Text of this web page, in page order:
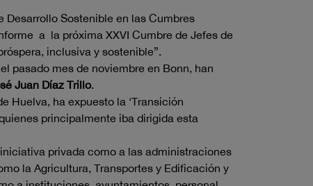
Desarrollo Sostenible en las Cumbres
a la próxima XXVI Cumbre de Jefes de
inclusiva y sostenible”.
pasado mes de noviembre en Bonn, han
Juan Díaz Trillo.
Huelva, ha expuesto la ‘Transición
principalmente iba dirigida esta
privada como a las administraciones
la Agricultura, Transportes y Edificación y